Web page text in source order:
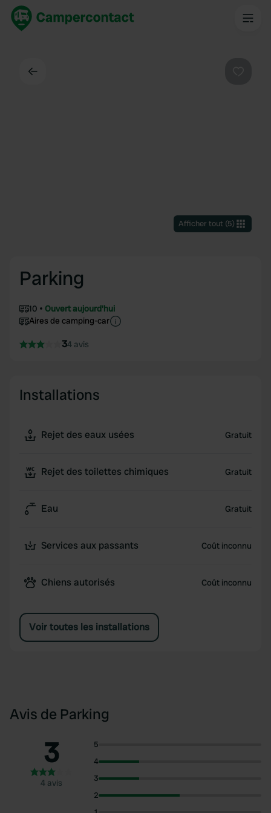
Afficher tout(5)
Parking
10
Ouvert aujourd'hui
Aires de camping-car
34 avis
Installations
Rejet des eaux usées Gratuit
Rejet des toilettes chimiques Gratuit
Eau Gratuit
Services aux passants Coût inconnu
Chiens autorisés Coût inconnu
Voir toutes les installations
Avis de Parking
3
4 avis
5
4
3
2